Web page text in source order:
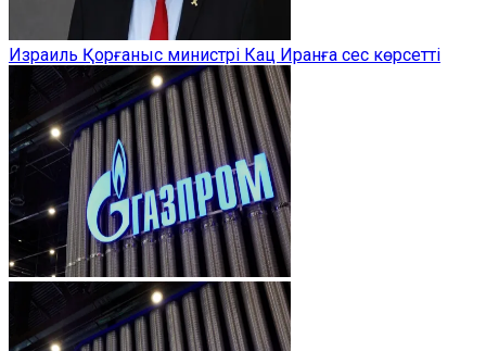
Израиль Қорғаныс министрі Кац Иранға сес көрсетті